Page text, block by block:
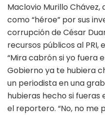
Maclovio Murillo
como “héroe” por sus
corrupción de César
recursos públicos al PRI,
“Mira cabrón si yo fuera
Gobierno ya te hubiera
un periodista en una
hubieras hecho si fueras
el reportero. “No, no me